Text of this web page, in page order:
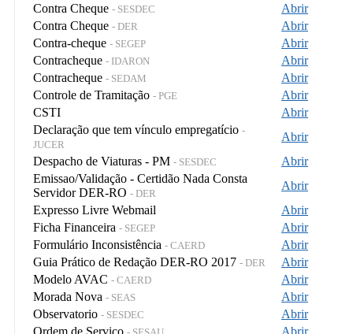
Contra Cheque - SESDEC
Abrir
Contra Cheque - DER
Abrir
Contra-cheque - SEGEP
Abrir
Contracheque - IDARON
Abrir
Contracheque - SEDAM
Abrir
Controle de Tramitação - PGE
Abrir
CSTI
Abrir
Declaração que tem vínculo empregatício -
JUCER
Abrir
Despacho de Viaturas - PM - SESDEC
Abrir
Emissao/Validação - Certidão Nada Consta
Servidor DER-RO - DER
Abrir
Expresso Livre Webmail
Abrir
Ficha Financeira - SEGEP
Abrir
Formulário Inconsistência - CAERD
Abrir
Guia Prático de Redação DER-RO 2017 - DER
Abrir
Modelo AVAC - CAERD
Abrir
Morada Nova - SEAS
Abrir
Observatorio - SESDEC
Abrir